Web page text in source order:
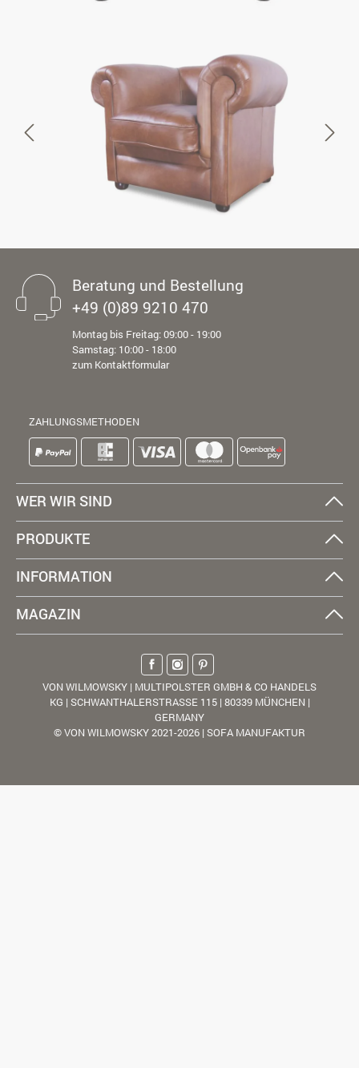
Beratung und Bestellung
+49 (0)89 9210 470
Montag bis Freitag: 09:00 - 19:00
Samstag: 10:00 - 18:00
zum Kontaktformular
ZAHLUNGSMETHODEN
WER WIR SIND
PRODUKTE
INFORMATION
MAGAZIN
VON WILMOWSKY | MULTIPOLSTER GMBH & CO HANDELS
KG | SCHWANTHALERSTRASSE 115 | 80339 MÜNCHEN |
GERMANY
© VON WILMOWSKY 2021-2026 | SOFA MANUFAKTUR